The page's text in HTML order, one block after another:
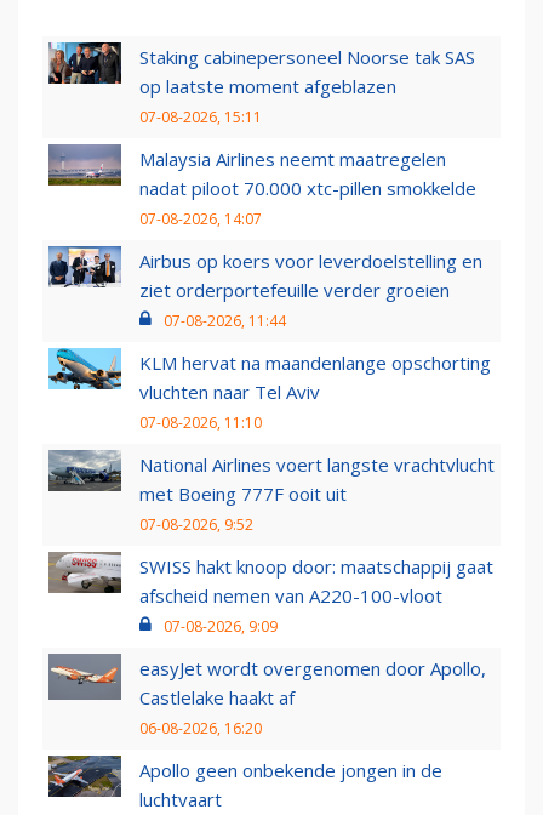
Staking cabinepersoneel Noorse tak SAS
op laatste moment afgeblazen
07-08-2026, 15:11
Malaysia Airlines neemt maatregelen
nadat piloot 70.000 xtc-pillen smokkelde
07-08-2026, 14:07
Airbus op koers voor leverdoelstelling en
ziet orderportefeuille verder groeien
07-08-2026, 11:44
KLM hervat na maandenlange opschorting
vluchten naar Tel Aviv
07-08-2026, 11:10
National Airlines voert langste vrachtvlucht
met Boeing 777F ooit uit
07-08-2026, 9:52
SWISS hakt knoop door: maatschappij gaat
afscheid nemen van A220-100-vloot
07-08-2026, 9:09
easyJet wordt overgenomen door Apollo,
Castlelake haakt af
06-08-2026, 16:20
Apollo geen onbekende jongen in de
luchtvaart